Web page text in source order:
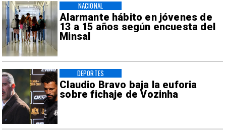
Alarmante hábito en jóvenes de
13 a 15 años según encuesta del
Minsal
NACIONAL
Claudio Bravo baja la euforia
sobre fichaje de Vozinha
DEPORTES